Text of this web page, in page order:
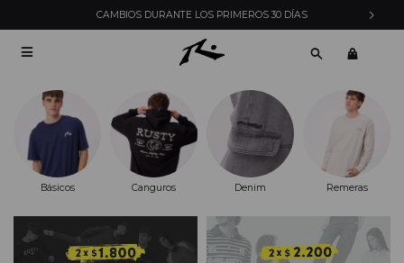
ENVÍOS EXPRESS EN MONTEVIDEO CON PEDIDOS YA

Básicos Canguros Denim Remeras